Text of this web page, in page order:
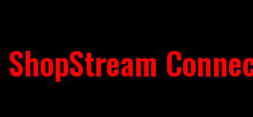
ShopStream